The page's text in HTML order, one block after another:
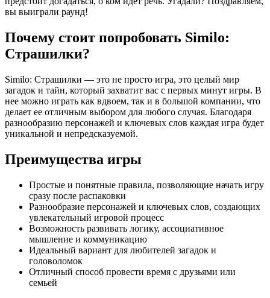
вы выиграли раунд!
Почему стоит попробовать Similo:
Страшилки?
Similo: Страшилки — это не просто игра, это целый мир
загадок и тайн, который захватит вас с первых минут игры. В
нее можно играть как вдвоем, так и в большой компании, что
делает ее отличным выбором для любого случая. Благодаря
разнообразию персонажей и ключевых слов каждая игра будет
уникальной и непредсказуемой.
Преимущества игры
Простые и понятные правила, позволяющие начать игру
сразу после распаковки
Разнообразие персонажей и ключевых слов, создающих
увлекательный игровой процесс
Возможность развивать логику, ассоциативное
мышление и коммуникацию
Идеальный вариант для любителей загадок и
головоломок
Отличный способ провести время с друзьями или
семьей